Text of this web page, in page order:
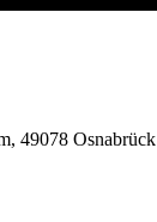
49078 Osnabrück